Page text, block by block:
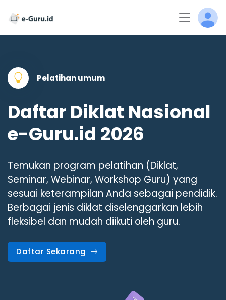
Pelatihan umum
Daftar Diklat Nasional
e-Guru.id 2026
Temukan program pelatihan (Diklat,
Seminar, Webinar, Workshop Guru) yang
sesuai keterampilan Anda sebagai pendidik.
Berbagai jenis diklat diselenggarkan lebih
fleksibel dan mudah diikuti oleh guru.
Daftar Sekarang